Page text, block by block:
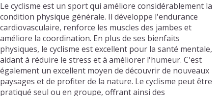
Le cyclisme est un sport qui améliore considérablement la
condition physique générale. Il développe l'endurance
cardiovasculaire, renforce les muscles des jambes et
améliore la coordination. En plus de ses bienfaits
physiques, le cyclisme est excellent pour la santé mentale,
aidant à réduire le stress et à améliorer l'humeur. C'est
également un excellent moyen de découvrir de nouveaux
paysages et de profiter de la nature. Le cyclisme peut être
pratiqué seul ou en groupe, offrant ainsi des